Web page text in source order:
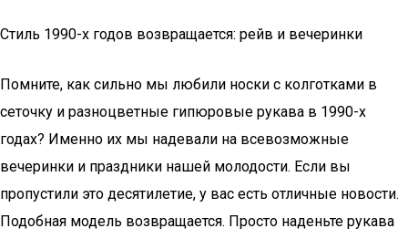
Стиль 1990-х годов возвращается: рейв и вечеринки
Помните, как сильно мы любили носки с колготками в
сеточку и разноцветные гипюровые рукава в 1990-х
годах? Именно их мы надевали на всевозможные
вечеринки и праздники нашей молодости. Если вы
пропустили это десятилетие, у вас есть отличные новости.
Подобная модель возвращается. Просто наденьте рукава